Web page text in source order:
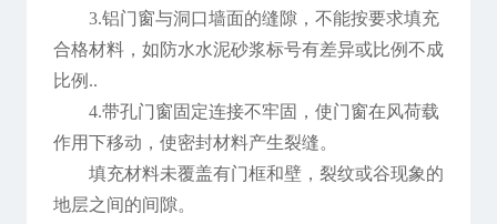
3.铝门窗与洞口墙面的缝隙，不能按要求填充
合格材料，如防水水泥砂浆标号有差异或比例不成
比例..
4.带孔门窗固定连接不牢固，使门窗在风荷载
作用下移动，使密封材料产生裂缝。
填充材料未覆盖有门框和壁，裂纹或谷现象的
地层之间的间隙。